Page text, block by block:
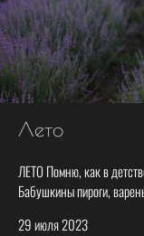
Лето
ЛЕТО Помню, как в
Бабушкины пироги,
29 июля 2023